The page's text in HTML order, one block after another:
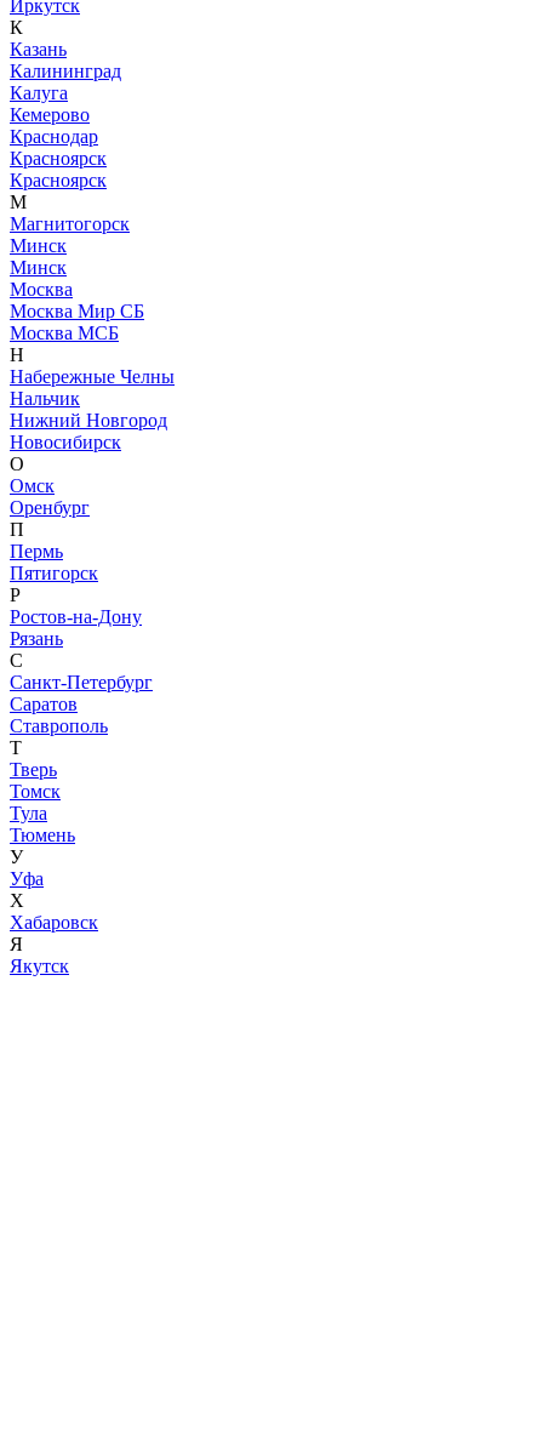
Иркутск
К
Казань
Калининград
Калуга
Кемерово
Краснодар
Красноярск
Красноярск
М
Магнитогорск
Минск
Минск
Москва
Москва Мир СБ
Москва МСБ
Н
Набережные Челны
Нальчик
Нижний Новгород
Новосибирск
О
Омск
Оренбург
П
Пермь
Пятигорск
Р
Ростов-на-Дону
Рязань
С
Санкт-Петербург
Саратов
Ставрополь
Т
Тверь
Томск
Тула
Тюмень
У
Уфа
Х
Хабаровск
Я
Якутск